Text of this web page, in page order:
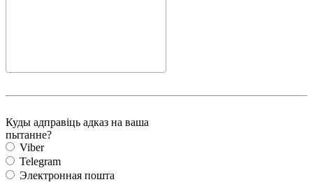
Куды адправіць адказ на ваша
пытанне?
Viber
Telegram
Электронная пошта